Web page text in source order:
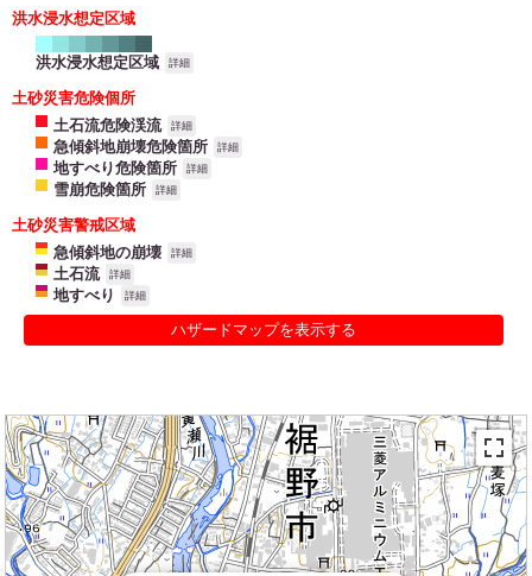
洪水浸水想定区域
洪水浸水想定区域 詳細
土砂災害危険個所
土石流危険渓流
詳細
急傾斜地崩壊危険箇所 詳細
地すべり危険箇所 詳細
雪崩危険箇所 詳細
土砂災害警戒区域
急傾斜地の崩壊
詳細
土石流 詳細
地すべり 詳細
ハザードマップを表示する